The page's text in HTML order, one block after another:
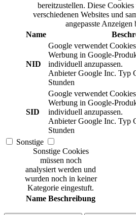
bereitzustellen. Diese
verschiedenen Websites und
angepasste Anzeigen
Name
NID
Google verwendet
Werbung in Google-
individuell anzupassen.
Anbieter Google Inc. Typ
Stunden
SID
Google verwendet
Werbung in Google-
individuell anzupassen.
Anbieter Google Inc. Typ
Stunden
Sonstige
Sonstige Cookies
müssen noch
analysiert werden und
wurden noch in keiner
Kategorie eingestuft.
Name Beschreibung